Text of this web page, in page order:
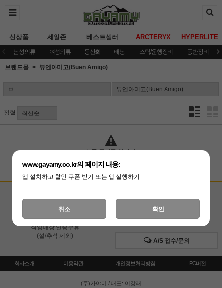
신상품 세일존 베스트셀러 ARCTERYX HYPERLITE
남성의류 여성의류 등산화 배낭 스틱/운행장비 등반장비
브랜드몰 뷰엔아미고(Buen Amigo)
정렬
상품 준비중 입니다.
고객상담센터
온라인 : 02-3409-0337
직영매장 : 02-3409-0339
직영매장 연중무휴
(설/추석 제외)
입금계좌안내
국민은행 051001-04-100255
A/S 접수/문의
회사소개 이용약관 개인정보처리방침 PC버전
(주)가야미 / 대표: 이강래
www.gayamy.co.kr의 페이지 내용:
앱 설치하고 할인 쿠폰 받기 또는 앱 실행하기
취소 확인